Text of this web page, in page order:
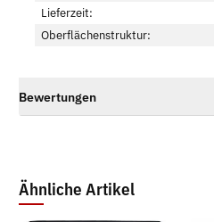
Lieferzeit:
Oberflächenstruktur:
Bewertungen
Ähnliche Artikel